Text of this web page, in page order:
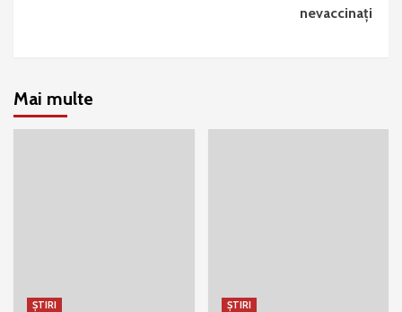
nevaccinați
Mai multe
ȘTIRI ȘTIRI